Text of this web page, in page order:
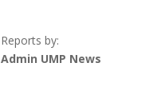
Reports by:
Admin UMP News